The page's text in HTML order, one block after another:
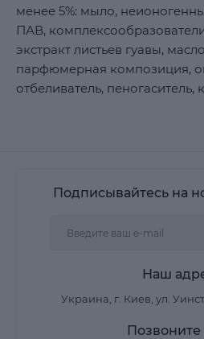
менее 5%: мыло,
ПАВ,
экстракт листьев гуавы,
парфюмерная композиция,
отбеливатель, пеногаситель,
Подписывайтесь на
Наш
Украина, г. Киев, ул.
Позвоните